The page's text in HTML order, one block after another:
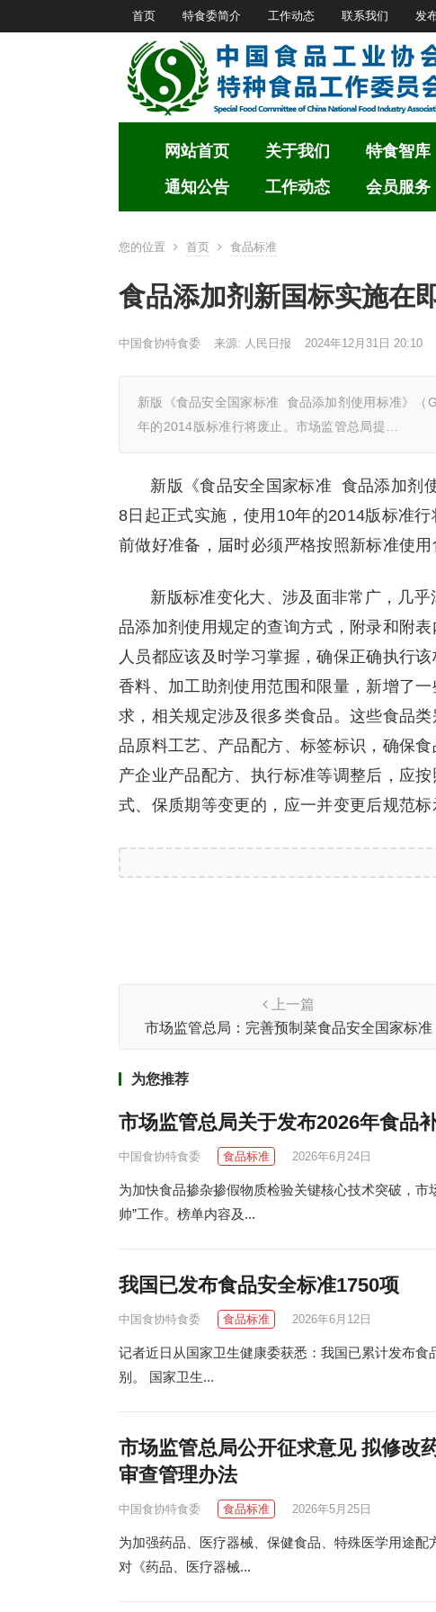
首页 特食委简介 工作动态 联系我们 发
网站首页 关于我们 特食智库
通知公告
工作动态 会员服务
您的位置 首页 食品标准
食品添加剂新国标实施在
中国食协特食委 来源: 人民日报 2024年12月31日 20:10
新版《食品安全国家标准 食品添加剂使用标准》
年的2014版标准行将废止。市场监管总局提…
新版《食品安全国家标准 食品添加剂
8日起正式实施，使用10年的2014版标准
前做好准备，届时必须严格按照新标准使用
新版标准变化大、涉及面非常广，几
品添加剂使用规定的查询方式，附录和附
人员都应该及时学习掌握，确保正确执行
香料、加工助剂使用范围和限量，新增了
求，相关规定涉及很多类食品。这些食品
品原料工艺、产品配方、标签标识，确保
产企业产品配方、执行标准等调整后，应
式、保质期等变更的，应一并变更后规范标
上一篇
市场监管总局：完善预制菜食品安全国家标准
为您推荐
市场监管总局关于发布2026年食品
中国食协特食委 食品标准 2026年6月24日
为加快食品掺杂掺假物质检验关键核心技术突破，
帅”工作。榜单内容及...
我国已发布食品安全标准1750项
中国食协特食委 食品标准 2026年6月12日
记者近日从国家卫生健康委获悉：我国已累计发布
别。 国家卫生...
市场监管总局公开征求意见 拟修改
审查管理办法
中国食协特食委 食品标准 2026年5月25日
为加强药品、医疗器械、保健食品、特殊医学用途配
对《药品、医疗器械...